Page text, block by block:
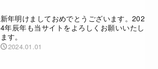
新年明けましておめでとうございます。202
4年辰年も当サイトをよろしくお願いいたし
ます。
2024.01.01